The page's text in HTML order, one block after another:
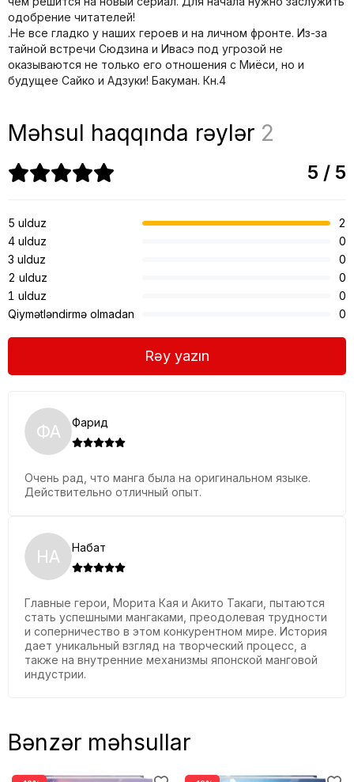
одобрение читателей!
.Не все гладко у наших героев и на личном фронте. Из-за
тайной встречи Сюдзина и Ивасэ под угрозой не
оказываются не только его отношения с Миёси, но и
будущее Сайко и Адзуки! Бакуман. Кн.4
Məhsul haqqında rəylər 2
ФА Фарид
Очень рад, что манга была на оригинальном языке.
Действительно отличный опыт.
НА Набат
Главные герои, Морита Кая и Акито Такаги, пытаются
стать успешными мангаками, преодолевая трудности
и соперничество в этом конкурентном мире. История
дает уникальный взгляд на творческий процесс, а
также на внутренние механизмы японской манговой
индустрии.
5 / 5
5 ulduz
2
4 ulduz
0
3 ulduz
0
2 ulduz
0
1 ulduz
0
Qiymətləndirmə olmadan
0
Rəy yazın
Bənzər məhsullar